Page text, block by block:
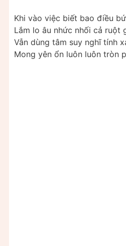
Khi vào việc biết bao điều
Lắm lo âu nhức nhối cả ruột
Vẫn dùng tâm suy nghĩ tính
Mong yên ổn luôn luôn tròn